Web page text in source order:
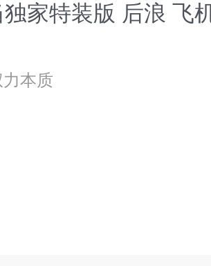
家特装版 后浪 飞
本质